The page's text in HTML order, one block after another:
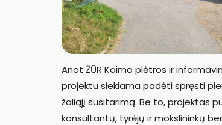
Anot ŽŪR Kaimo plėtros ir
projektu siekiama padėti spręsti
žaliąjį susitarimą. Be to, projektas
konsultantų, tyrėjų ir mokslininkų